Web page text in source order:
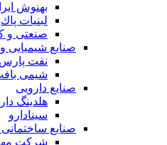
بهنوش
لبنيات پاك
صنعتی و
صنایع شیمیایی
نفت پارس
شیمی
صنایع دارویی
هلدینگ
سینادارو
صنایع
شرکت